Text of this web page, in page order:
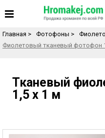
Назад в каталог товаров
Главная > Фотофоны >
Фиолетовый тканевый фотофон
Тканевый
1,5 х 1 м